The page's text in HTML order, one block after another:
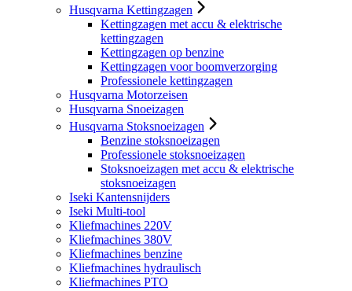
Husqvarna Kettingzagen
Kettingzagen met accu & elektrische
kettingzagen
Kettingzagen op benzine
Kettingzagen voor boomverzorging
Professionele kettingzagen
Husqvarna Motorzeisen
Husqvarna Snoeizagen
Husqvarna Stoksnoeizagen
Benzine stoksnoeizagen
Professionele stoksnoeizagen
Stoksnoeizagen met accu & elektrische
stoksnoeizagen
Iseki Kantensnijders
Iseki Multi-tool
Kliefmachines 220V
Kliefmachines 380V
Kliefmachines benzine
Kliefmachines hydraulisch
Kliefmachines PTO